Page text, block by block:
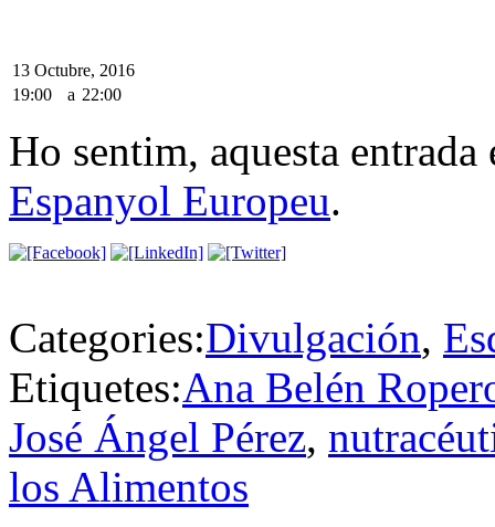
13 Octubre, 2016
19:00
a 22:00
Ho sentim, aquesta
Espanyol Europeu.
Categories:Divulgación,
Etiquetes:Ana Belén
José Ángel Pérez,
los Alimentos